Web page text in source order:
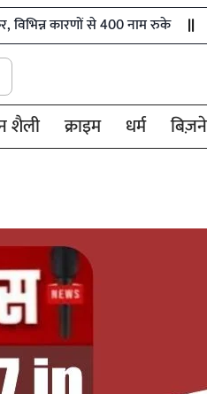
से 400 नाम रुके छत्तीसगढ़ में
शैली क्राइम धर्म